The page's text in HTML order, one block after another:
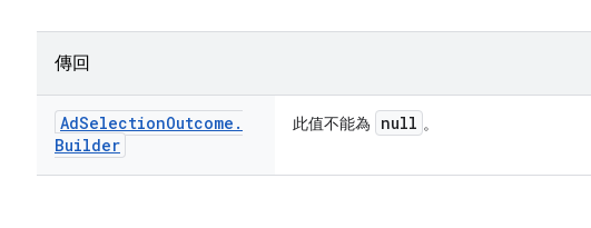
傳回
AdSelectionOutcome .
Builder
此值不能為 null 。